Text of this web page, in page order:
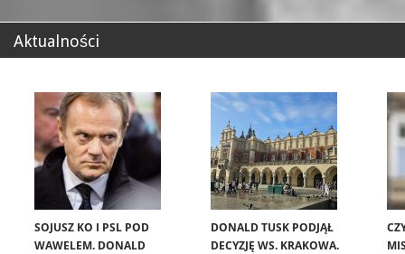
Aktualności
SOJUSZ KO I PSL POD
WAWELEM. DONALD
DONALD TUSK PODJĄŁ
DECYZJĘ WS. KRAKOWA.